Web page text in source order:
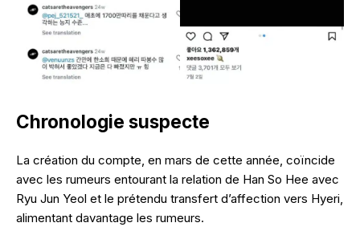
Chronologie suspecte
La création du compte, en mars de cette année, coïncide
avec les rumeurs entourant la relation de Han So Hee avec
Ryu Jun Yeol et le prétendu transfert d’affection vers Hyeri,
alimentant davantage les rumeurs.